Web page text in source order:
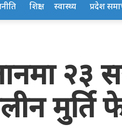
शिक्षा स्वास्थ्य प्रदेश
२३
मुर्ति